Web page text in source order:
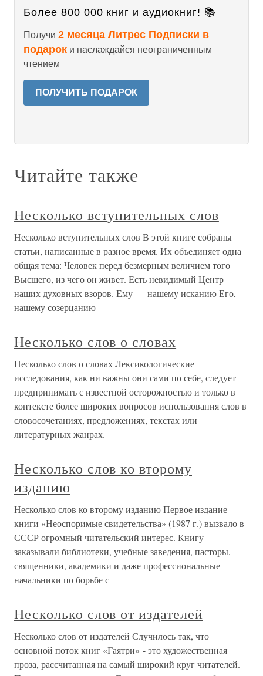
Более 800 000 книг и аудиокниг! 📚
Получи 2 месяца Литрес Подписки в
подарок и наслаждайся неограниченным
чтением
ПОЛУЧИТЬ ПОДАРОК
Читайте также
Несколько вступительных слов
Несколько вступительных слов В этой книге собраны
статьи, написанные в разное время. Их объединяет одна
общая тема: Человек перед безмерным величием того
Высшего, из чего он живет. Есть невидимый Центр
наших духовных взоров. Ему — нашему исканию Его,
нашему созерцанию
Несколько слов о словах
Несколько слов о словах Лексикологические
исследования, как ни важны они сами по себе, следует
предпринимать с известной осторожностью и только в
контексте более широких вопросов использования слов в
словосочетаниях, предложениях, текстах или
литературных жанрах.
Несколько слов ко второму
изданию
Несколько слов ко второму изданию Первое издание
книги «Неоспоримые свидетельства» (1987 г.) вызвало в
СССР огромный читательский интерес. Книгу
заказывали библиотеки, учебные заведения, пасторы,
священники, академики и даже профессиональные
начальники по борьбе с
Несколько слов от издателей
Несколько слов от издателей Случилось так, что
основной поток книг «Гаятри» - это художественная
проза, рассчитанная на самый широкий круг читателей.